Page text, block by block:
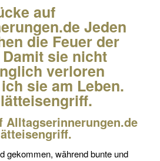
auf
Jeden
die Feuer der
sie nicht
verloren
sie am Leben.
Alltagserinnerungen.de
gekommen, während bunte und